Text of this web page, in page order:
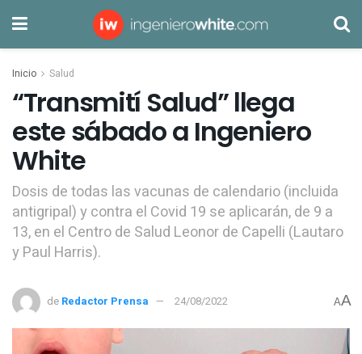
Inicio Salud
“Transmití Salud” llega
este sábado a Ingeniero
White
Dosis de todas las vacunas de calendario (incluida
antigripal) y contra el Covid 19 se aplicarán, de 9 a
13, en el Centro de Salud Leonor de Capelli (Lautaro
y Paul Harris).
de Redactor Prensa 24/08/2022 AA